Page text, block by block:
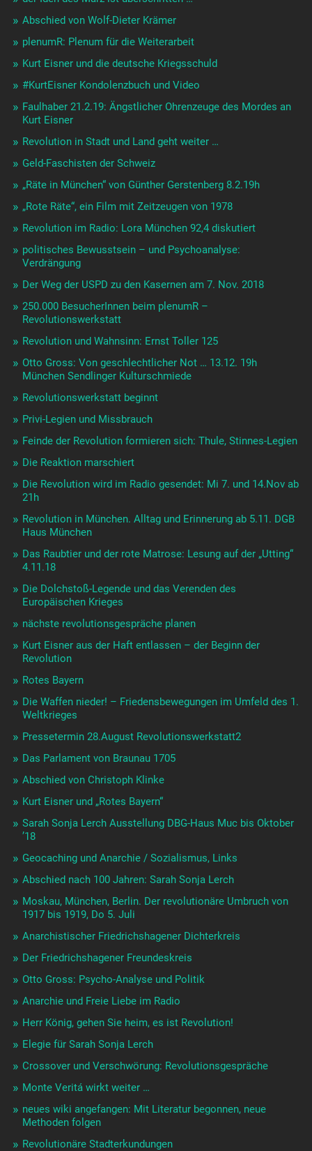
Abschied von Wolf-Dieter Krämer
plenumR: Plenum für die Weiterarbeit
Kurt Eisner und die deutsche Kriegsschuld
#KurtEisner Kondolenzbuch und Video
Faulhaber 21.2.19: Ängstlicher Ohrenzeuge des Mordes an
Kurt Eisner
Revolution in Stadt und Land geht weiter …
Geld-Faschisten der Schweiz
„Räte in München“ von Günther Gerstenberg 8.2.19h
„Rote Räte“, ein Film mit Zeitzeugen von 1978
Revolution im Radio: Lora München 92,4 diskutiert
politisches Bewusstsein – und Psychoanalyse:
Verdrängung
Der Weg der USPD zu den Kasernen am 7. Nov. 2018
250.000 BesucherInnen beim plenumR –
Revolutionswerkstatt
Revolution und Wahnsinn: Ernst Toller 125
Otto Gross: Von geschlechtlicher Not … 13.12. 19h
München Sendlinger Kulturschmiede
Revolutionswerkstatt beginnt
Privi-Legien und Missbrauch
Feinde der Revolution formieren sich: Thule, Stinnes-Legien
Die Reaktion marschiert
Die Revolution wird im Radio gesendet: Mi 7. und 14.Nov ab
21h
Revolution in München. Alltag und Erinnerung ab 5.11. DGB
Haus München
Das Raubtier und der rote Matrose: Lesung auf der „Utting“
4.11.18
Die Dolchstoß-Legende und das Verenden des
Europäischen Krieges
nächste revolutionsgespräche planen
Kurt Eisner aus der Haft entlassen – der Beginn der
Revolution
Rotes Bayern
Die Waffen nieder! – Friedensbewegungen im Umfeld des 1.
Weltkrieges
Pressetermin 28.August Revolutionswerkstatt2
Das Parlament von Braunau 1705
Abschied von Christoph Klinke
Kurt Eisner und „Rotes Bayern“
Sarah Sonja Lerch Ausstellung DBG-Haus Muc bis Oktober
’18
Geocaching und Anarchie / Sozialismus, Links
Abschied nach 100 Jahren: Sarah Sonja Lerch
Moskau, München, Berlin. Der revolutionäre Umbruch von
1917 bis 1919, Do 5. Juli
Anarchistischer Friedrichshagener Dichterkreis
Der Friedrichshagener Freundeskreis
Otto Gross: Psycho-Analyse und Politik
Anarchie und Freie Liebe im Radio
Herr König, gehen Sie heim, es ist Revolution!
Elegie für Sarah Sonja Lerch
Crossover und Verschwörung: Revolutionsgespräche
Monte Veritá wirkt weiter …
neues wiki angefangen: Mit Literatur begonnen, neue
Methoden folgen
Revolutionäre Stadterkundungen